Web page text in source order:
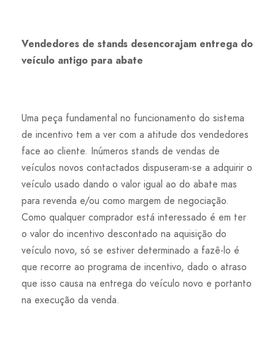
Vendedores de stands desencorajam entrega do
veículo antigo para abate
Uma peça fundamental no funcionamento do sistema
de incentivo tem a ver com a atitude dos vendedores
face ao cliente. Inúmeros stands de vendas de
veículos novos contactados dispuseram-se a adquirir o
veículo usado dando o valor igual ao do abate mas
para revenda e/ou como margem de negociação.
Como qualquer comprador está interessado é em ter
o valor do incentivo descontado na aquisição do
veículo novo, só se estiver determinado a fazê-lo é
que recorre ao programa de incentivo, dado o atraso
que isso causa na entrega do veículo novo e portanto
na execução da venda.